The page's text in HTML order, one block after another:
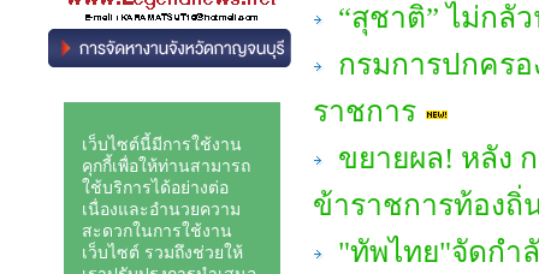
“สุชาติ” ไม่กลั
กรมการปกครอ
ราชการ
ขยายผล! หลัง
ข้าราชการท้องถิ่
"ทัพไทย"จัดกำ